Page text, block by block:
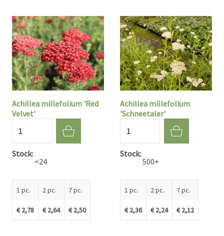
Achillea millefolium 'Red
Velvet'
Stock
<24
1 pc.
€ 2,78
2 pc.
€ 2,64
7 pc.
€ 2,50
Achillea millefolium
'Schneetaler'
Stock
500+
1 pc.
€ 2,36
2 pc.
€ 2,24
7 pc.
€ 2,12